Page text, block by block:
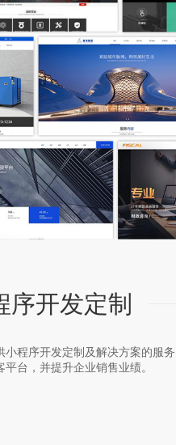
序开发定制
小程序开发定制及解决方案的服
台，并提升企业销售业绩。